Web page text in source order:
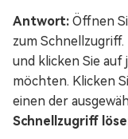
Antwort: Öffnen
zum
und klicken Sie
möchten. Klicken
einen der
Schnellzugriff